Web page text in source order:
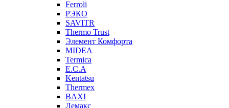
Ferroli
РЭКО
SAVITR
Thermo Trust
Элемент Комфорта
MIDEA
Termica
E.C.A
Kentatsu
Thermex
BAXI
Лемакс